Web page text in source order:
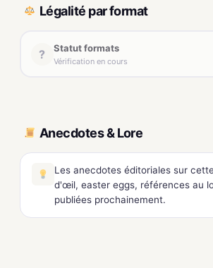
Légalité par format
? Statut formats
Vérification en cours
Anecdotes & Lore
Les anecdotes éditoriales sur
d'œil, easter eggs, références au
publiées prochainement.